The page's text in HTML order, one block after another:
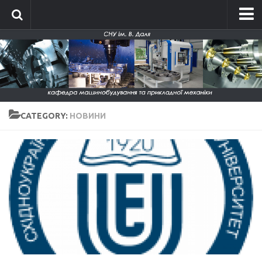
Головна
Про кафедру
Історія кафедри
Склад кафедри
Положення про кафедру
Новини
Фотографії
Фотографії до 2014 року
Фотографії 2015-2016
Фотографії 2017-2018
Фотографії 2019-2020
CATEGORY: НОВИНИ